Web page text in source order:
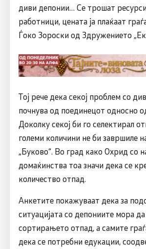
диви депонии… Се трошат
работници, цената ја плаќаат
Ѓоко Зороски од Здружението
Тој рече дека секој проблем со
почнува од поединецот односно
Доколку секој би го селектирал
големи количини не би завршиле
„Буково“. Во град како Охрид со
домаќинства тоа значи дека се
количество отпад.
Анкетите покажуваат дека за
ситуацијата со депониите мора
сортирањето отпад, а самите
дека се потребни едукации,